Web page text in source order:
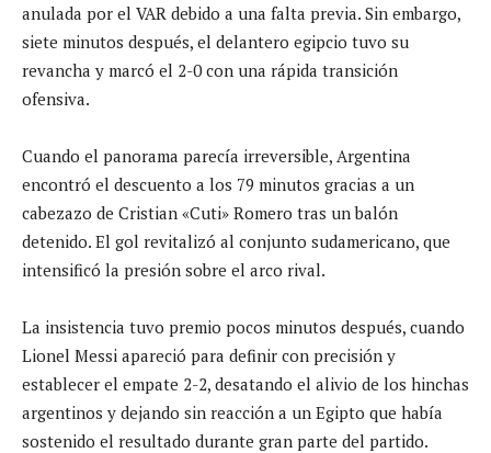
anulada por el VAR debido a una falta previa. Sin embargo,
siete minutos después, el delantero egipcio tuvo su
revancha y marcó el 2-0 con una rápida transición
ofensiva.
Cuando el panorama parecía irreversible, Argentina
encontró el descuento a los 79 minutos gracias a un
cabezazo de Cristian «Cuti» Romero tras un balón
detenido. El gol revitalizó al conjunto sudamericano, que
intensificó la presión sobre el arco rival.
La insistencia tuvo premio pocos minutos después, cuando
Lionel Messi apareció para definir con precisión y
establecer el empate 2-2, desatando el alivio de los hinchas
argentinos y dejando sin reacción a un Egipto que había
sostenido el resultado durante gran parte del partido.